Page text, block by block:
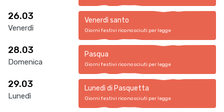
26.03
Venerdì
Venerdì santo
Giorni festivi riconosciuti per legge
28.03
Domenica
Pasqua
Giorni festivi riconosciuti per legge
29.03
Lunedì
Lunedì di Pasquetta
Giorni festivi riconosciuti per legge